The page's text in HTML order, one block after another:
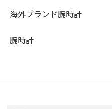
海外ブランド腕時計
腕時計